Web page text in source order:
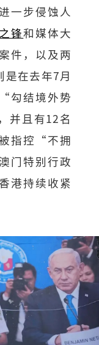
一步侵蚀人
锋和媒体大
件，以及两
是在去年7月
勾结境外势
并且有12名
指控“不拥
门特别行政
港持续收紧